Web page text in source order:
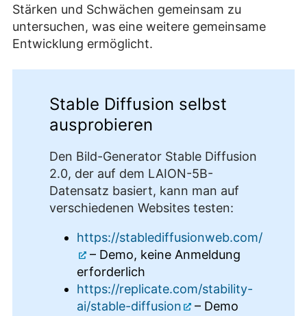
Stärken und Schwächen gemeinsam zu
untersuchen, was eine weitere gemeinsame
Entwicklung ermöglicht.
Stable Diffusion selbst
ausprobieren
Den Bild-Generator Stable Diffusion
2.0, der auf dem LAION-5B-
Datensatz basiert, kann man auf
verschiedenen Websites testen:
https://stablediffusionweb.com/
– Demo, keine Anmeldung
erforderlich
https://replicate.com/stability-
ai/stable-diffusion
– Demo